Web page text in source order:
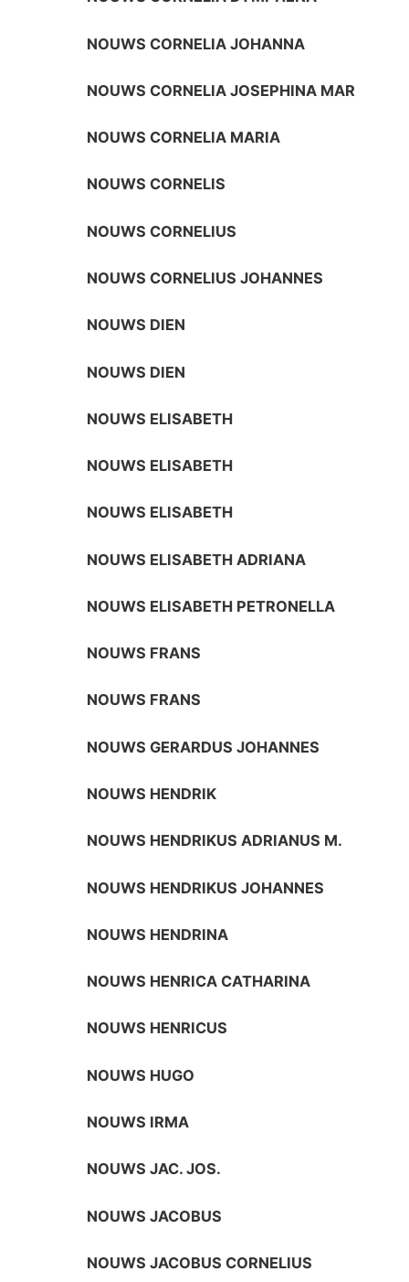
NOUWS CORNELIA JOHANNA
NOUWS CORNELIA JOSEPHINA MAR
NOUWS CORNELIA MARIA
NOUWS CORNELIS
NOUWS CORNELIUS
NOUWS CORNELIUS JOHANNES
NOUWS DIEN
NOUWS DIEN
NOUWS ELISABETH
NOUWS ELISABETH
NOUWS ELISABETH
NOUWS ELISABETH ADRIANA
NOUWS ELISABETH PETRONELLA
NOUWS FRANS
NOUWS FRANS
NOUWS GERARDUS JOHANNES
NOUWS HENDRIK
NOUWS HENDRIKUS ADRIANUS M.
NOUWS HENDRIKUS JOHANNES
NOUWS HENDRINA
NOUWS HENRICA CATHARINA
NOUWS HENRICUS
NOUWS HUGO
NOUWS IRMA
NOUWS JAC. JOS.
NOUWS JACOBUS
NOUWS JACOBUS CORNELIUS